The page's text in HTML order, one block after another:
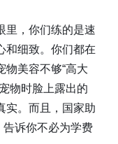
里，你们练的是速
和细致。你们都在
物美容不够“高大
物时脸上露出的
实。而且，国家助
诉你不必为学费